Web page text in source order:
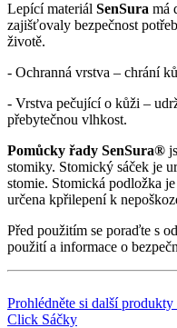
Lepící materiál SenSura má
zajišťovaly bezpečnost
životě.
- Ochranná vrstva – chrání
- Vrstva pečující o kůži –
přebytečnou vlhkost.
Pomůcky řady SenSura®
stomiky. Stomický sáček je
stomie. Stomická podložka
určena kpřilepení k
Před použitím se poraďte s
použití a informace o
Prohlédněte si další
Click Sáčky